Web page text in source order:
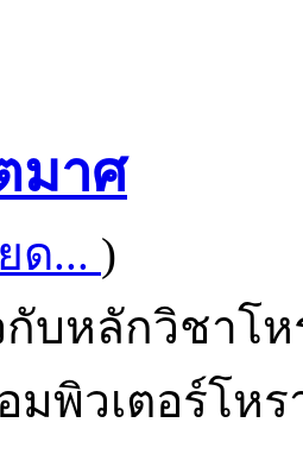
มาศ
ด... )
กับหลักวิชาโ
พิวเตอร์โห